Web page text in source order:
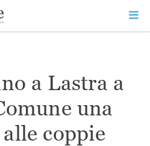
a Lastra a
una
coppie